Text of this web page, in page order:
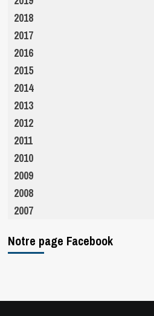
2018
2017
2016
2015
2014
2013
2012
2011
2010
2009
2008
2007
Notre page Facebook